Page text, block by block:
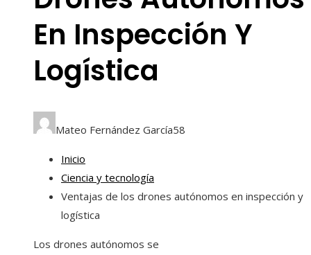
En Inspección Y
Logística
Mateo Fernández García58
Inicio
Ciencia y tecnología
Ventajas de los drones autónomos en inspección y
logística
Los drones autónomos se